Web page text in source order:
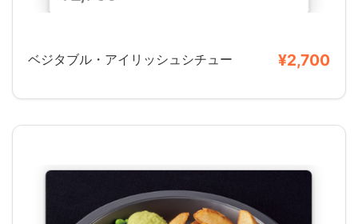
ベジタブル・アイリッシュシチュー​ ¥2,700